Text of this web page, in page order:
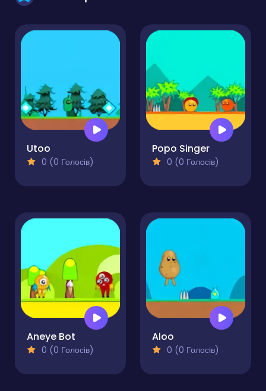
Utoo
0 (0 Голосів)
Popo Singer
0 (0 Голосів)
Aneye Bot
0 (0 Голосів)
Aloo
0 (0 Голосів)